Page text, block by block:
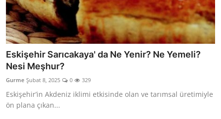
Şehirler
Helal Gıda & Dini Hükümler
Gıda Güvenliği & Bilimi
Kalori & Diyet Rehberi
Mutfak Püf Noktaları & İpuçları
Eskişehir Sarıcakaya' da Ne Yenir? Ne Yemeli?
Nesi Meşhur?
Gurme Şubat 8, 2025 0 329
Eskişehir’in Akdeniz iklimi etkisinde olan ve tarımsal üretimiyle
ön plana çıkan...